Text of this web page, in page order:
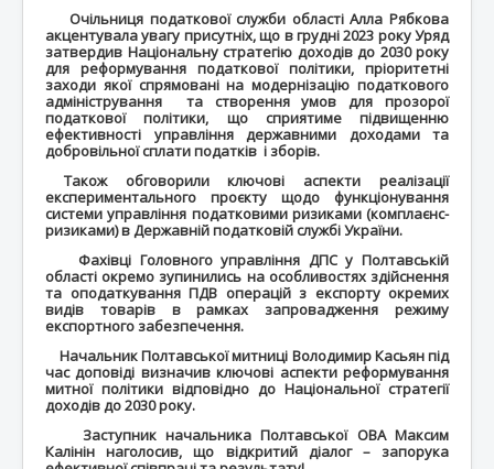
Очільниця податкової служби області Алла Рябкова
акцентувала увагу присутніх, що в грудні 2023 року Уряд
затвердив Національну стратегію доходів до 2030 року
для реформування податкової політики, пріоритетні
заходи якої спрямовані на модернізацію податкового
адміністрування та створення умов для прозорої
податкової політики, що сприятиме підвищенню
ефективності управління державними доходами та
добровільної сплати податків і зборів.
Також обговорили ключові аспекти реалізації
експериментального проєкту щодо функціонування
системи управління податковими ризиками (комплаєнс-
ризиками) в Державній податковій службі України.
Фахівці Головного управління ДПС у Полтавській
області окремо зупинились на особливостях здійснення
та оподаткування ПДВ операцій з експорту окремих
видів товарів в рамках запровадження режиму
експортного забезпечення.
Начальник Полтавської митниці Володимир Касьян під
час доповіді визначив ключові аспекти реформування
митної політики відповідно до Національної стратегії
доходів до 2030 року.
Заступник начальника Полтавської ОВА Максим
Калінін наголосив, що відкритий діалог – запорука